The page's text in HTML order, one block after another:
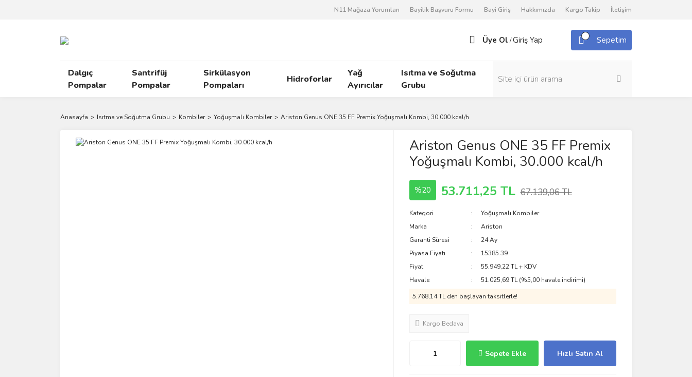
N11 Mağaza Yorumları Bayilik Başvuru Formu Bayi Giriş Hakkımızda Kargo Takip İletişim
Üye Ol /Giriş Yap Sepetim
Dalgıç
Pompalar
Santrifüj
Pompalar
Sirkülasyon
Pompaları
Hidroforlar
Yağ
Ayırıcılar
Isıtma ve Soğutma
Grubu
Anasayfa Isıtma ve Soğutma Grubu Kombiler Yoğuşmalı Kombiler Ariston Genus ONE 35 FF Premix Yoğuşmalı Kombi, 30.000 kcal/h
Ariston Genus ONE 35 FF Premix
Yoğuşmalı Kombi, 30.000 kcal/h
%20 53.711,25 TL 67.139,06 TL
Kategori
Yoğuşmalı Kombiler
Marka
Ariston
Garanti Süresi
24 Ay
Piyasa Fiyatı
15385.39
Fiyat
55.949,22 TL + KDV
Havale
51.025,69 TL (%5,00 havale indirimi)
5.768,14 TL den başlayan taksitlerle!
Kargo Bedava
Sepete Ekle Hızlı Satın Al